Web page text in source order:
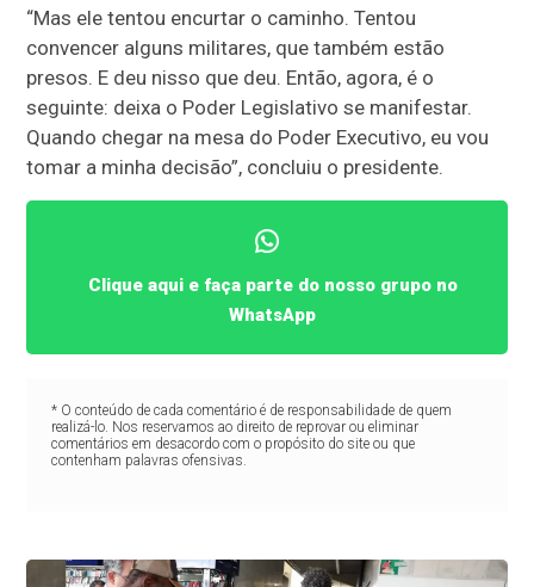
“Mas ele tentou encurtar o caminho. Tentou
convencer alguns militares, que também estão
presos. E deu nisso que deu. Então, agora, é o
seguinte: deixa o Poder Legislativo se manifestar.
Quando chegar na mesa do Poder Executivo, eu vou
tomar a minha decisão”, concluiu o presidente.
Clique aqui e faça parte do nosso grupo no
WhatsApp
* O conteúdo de cada comentário é de responsabilidade de quem
realizá-lo. Nos reservamos ao direito de reprovar ou eliminar
comentários em desacordo com o propósito do site ou que
contenham palavras ofensivas.